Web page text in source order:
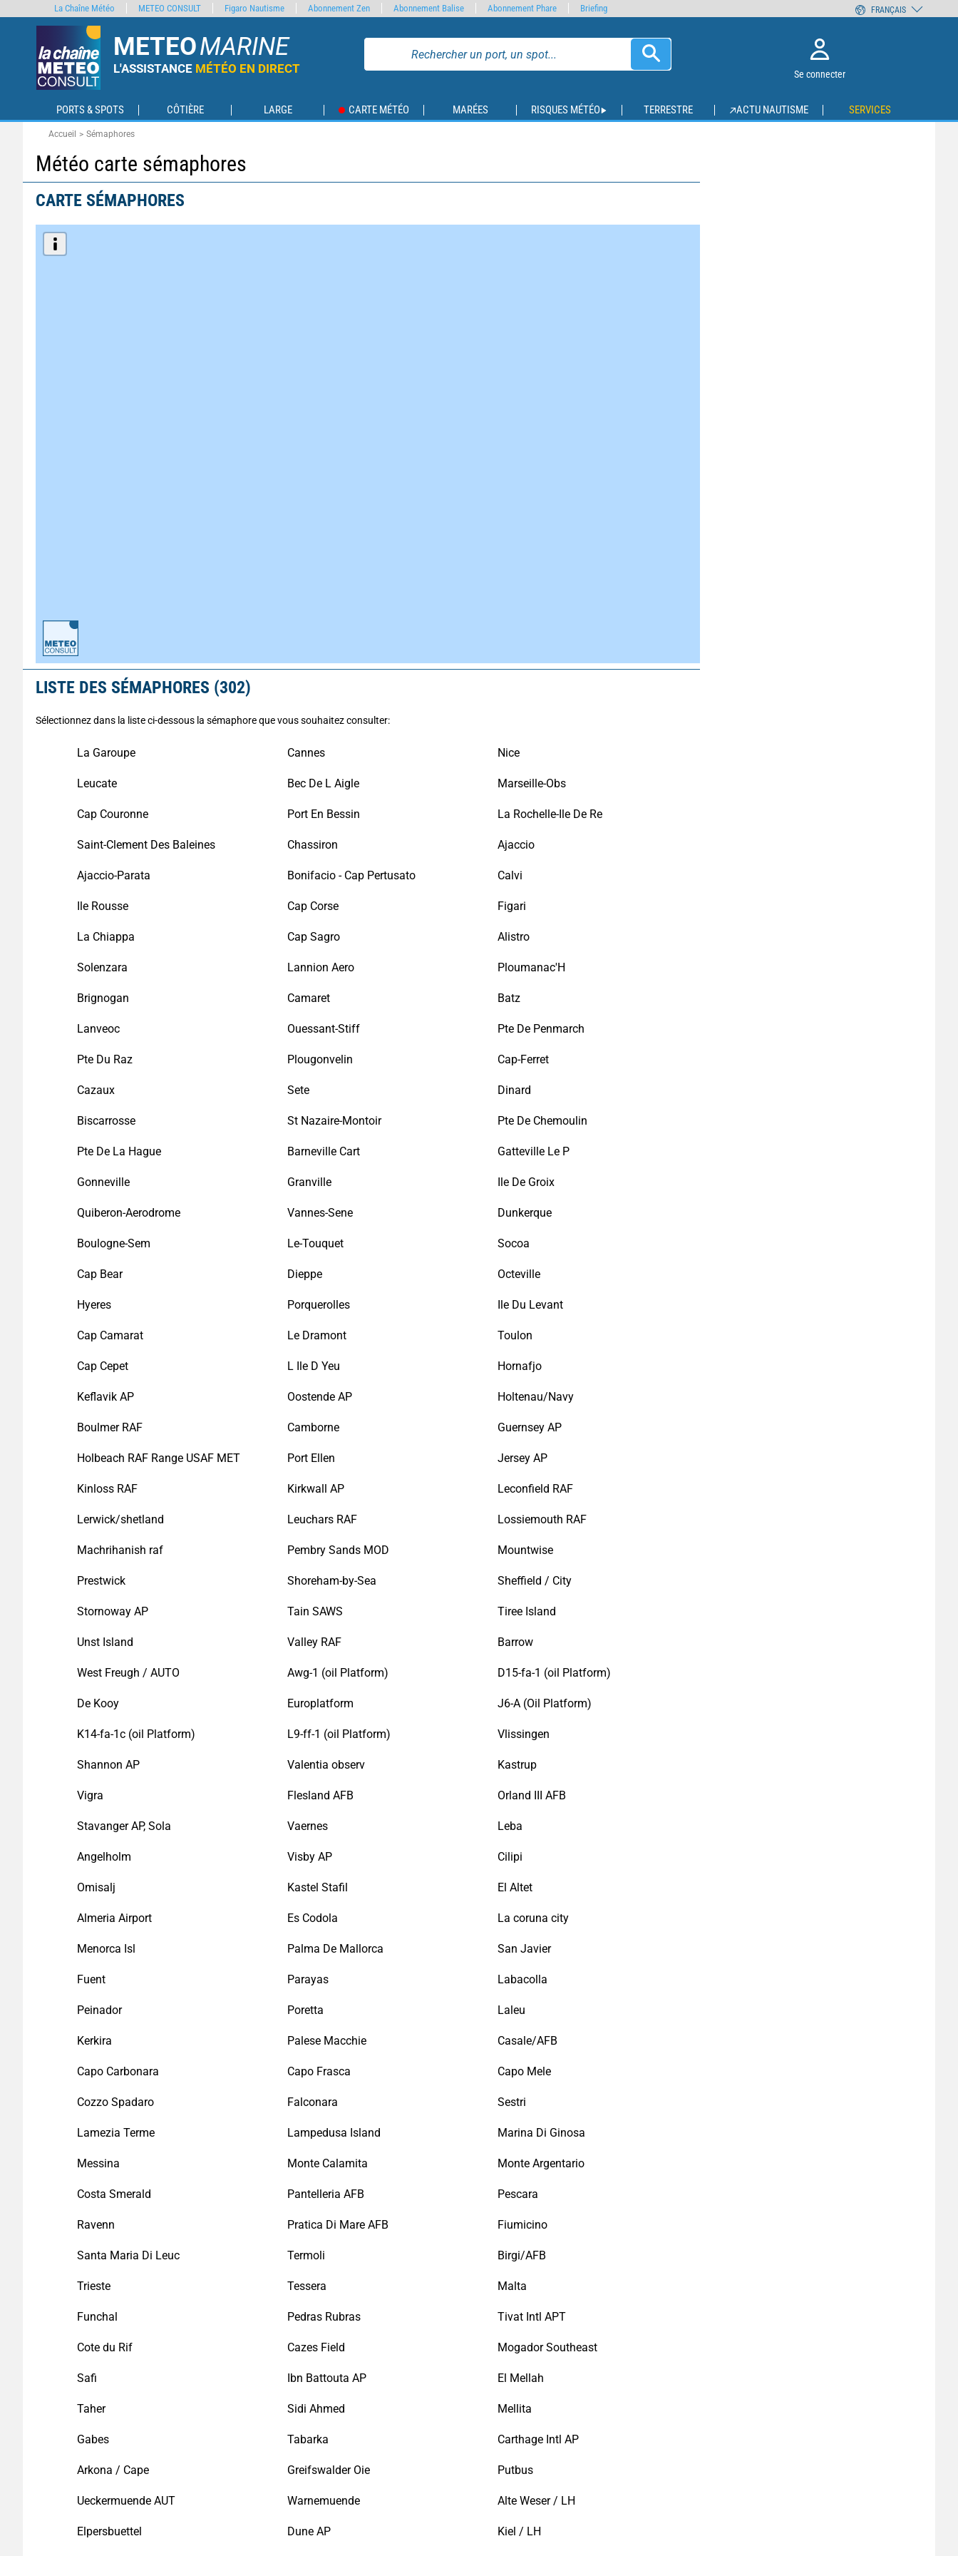
METEOMARINE
L'ASSISTANCE MÉTÉO EN DIRECT Se connecter
PORTS & SPOTS CÔTIÈRE LARGE CARTE MÉTÉO MARÉES RISQUES MÉTÉO TERRESTRE ACTU NAUTISME SERVICES
Accueil Sémaphores
Météo carte sémaphores
CARTE SÉMAPHORES
LISTE DES SÉMAPHORES (302)
Sélectionnez dans la liste ci-dessous la sémaphore que vous souhaitez consulter:
La Garoupe Cannes Nice
Leucate Bec De L Aigle Marseille-Obs
Cap Couronne Port En Bessin La Rochelle-Ile De Re
Saint-Clement Des Baleines Chassiron Ajaccio
Ajaccio-Parata Bonifacio - Cap Pertusato Calvi
Ile Rousse Cap Corse Figari
La Chiappa Cap Sagro Alistro
Solenzara Lannion Aero Ploumanac'H
Brignogan Camaret Batz
Lanveoc Ouessant-Stiff Pte De Penmarch
Pte Du Raz Plougonvelin Cap-Ferret
Cazaux Sete Dinard
Biscarrosse St Nazaire-Montoir Pte De Chemoulin
Pte De La Hague Barneville Cart Gatteville Le P
Gonneville Granville Ile De Groix
Quiberon-Aerodrome Vannes-Sene Dunkerque
Boulogne-Sem Le-Touquet Socoa
Cap Bear Dieppe Octeville
Hyeres Porquerolles Ile Du Levant
Cap Camarat Le Dramont Toulon
Cap Cepet L Ile D Yeu Hornafjo
Keflavik AP Oostende AP Holtenau/Navy
Boulmer RAF Camborne Guernsey AP
Holbeach RAF Range USAF MET Port Ellen Jersey AP
Kinloss RAF Kirkwall AP Leconfield RAF
Lerwick/shetland Leuchars RAF Lossiemouth RAF
Machrihanish raf Pembry Sands MOD Mountwise
Prestwick Shoreham-by-Sea Sheffield / City
Stornoway AP Tain SAWS Tiree Island
Unst Island Valley RAF Barrow
West Freugh / AUTO Awg-1 (oil Platform) D15-fa-1 (oil Platform)
De Kooy Europlatform J6-A (Oil Platform)
K14-fa-1c (oil Platform) L9-ff-1 (oil Platform) Vlissingen
Shannon AP Valentia observ Kastrup
Vigra Flesland AFB Orland III AFB
Stavanger AP, Sola Vaernes Leba
Angelholm Visby AP Cilipi
Omisalj Kastel Stafil El Altet
Almeria Airport Es Codola La coruna city
Menorca Isl Palma De Mallorca San Javier
Fuent Parayas Labacolla
Peinador Poretta Laleu
Kerkira Palese Macchie Casale/AFB
Capo Carbonara Capo Frasca Capo Mele
Cozzo Spadaro Falconara Sestri
Lamezia Terme Lampedusa Island Marina Di Ginosa
Messina Monte Calamita Monte Argentario
Costa Smerald Pantelleria AFB Pescara
Ravenn Pratica Di Mare AFB Fiumicino
Santa Maria Di Leuc Termoli Birgi/AFB
Trieste Tessera Malta
Funchal Pedras Rubras Tivat Intl APT
Cote du Rif Cazes Field Mogador Southeast
Safi Ibn Battouta AP El Mellah
Taher Sidi Ahmed Mellita
Gabes Tabarka Carthage Intl AP
Arkona / Cape Greifswalder Oie Putbus
Ueckermuende AUT Warnemuende Alte Weser / LH
Elpersbuettel Dune AP Kiel / LH
La Chaîne Météo METEO CONSULT Figaro Nautisme Abonnement Zen Abonnement Balise Abonnement Phare Briefing FRANÇAIS